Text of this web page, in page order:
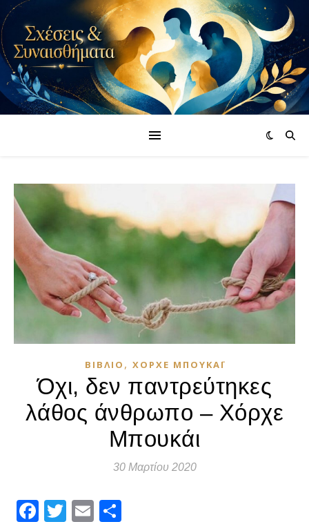
ΒΙΒΛΊΟ , ΧΌΡΧΕ ΜΠΟΥΚΆΙ
Όχι, δεν παντρεύτηκες
λάθος άνθρωπο – Χόρχε
Μπουκάι
30 Μαρτίου 2020
Facebook
Twitter
Email